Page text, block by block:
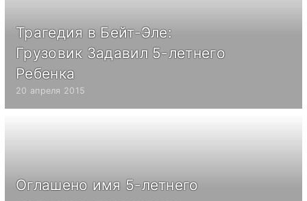
Трагедия в Бейт-Эле:
Грузовик Задавил 5-летнего
Ребенка
20 апреля 2015
Оглашено имя 5-летнего